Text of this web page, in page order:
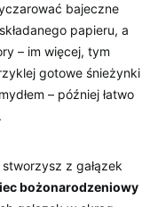
bajeczne
‌papieru, ​a
– im⁢ więcej, tym
gotowe​ śnieżynki‍
– później‍ łatwo
z‍ gałązek‍
​bożonarodzeniowy